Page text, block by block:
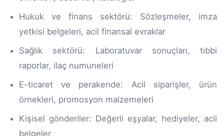
Hukuk ve finans sektörü: Sözleşmeler, imza
yetkisi belgeleri, acil finansal evraklar
Sağlık sektörü: Laboratuvar sonuçları, tıbbi
raporlar, ilaç numuneleri
E-ticaret ve perakende: Acil siparişler, ürün
örnekleri, promosyon malzemeleri
Kişisel gönderiler: Değerli eşyalar, hediyeler, acil
belgeler